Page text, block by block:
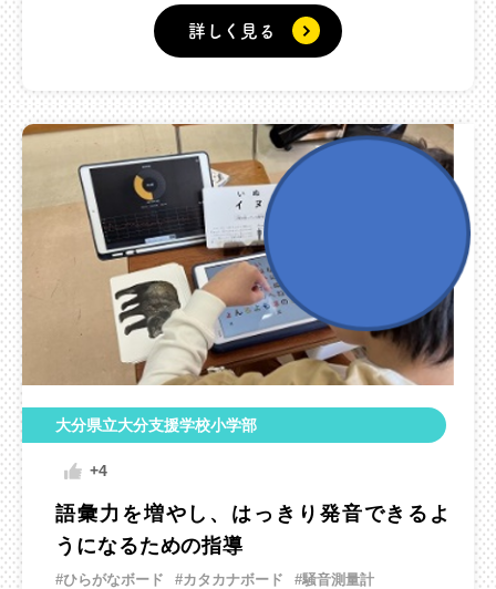
詳しく見る
大分県立大分支援学校小学部
+4
語彙力を増やし、はっきり発音できるよ
うになるための指導
#ひらがなボード #カタカナボード #騒音測量計